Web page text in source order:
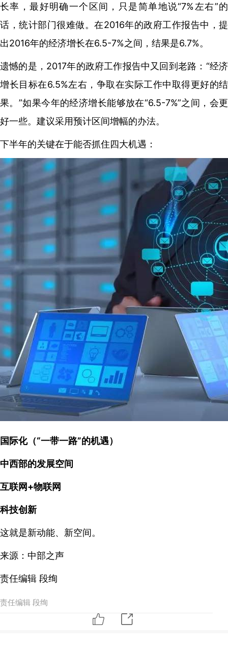
长率，最好明确一个区间，只是简单地说“7%左右”的
话，统计部门很难做。在2016年的政府工作报告中，提
出2016年的经济增长在6.5-7%之间，结果是6.7%。
遗憾的是，2017年的政府工作报告中又回到老路：“经济
增长目标在6.5%左右，争取在实际工作中取得更好的结
果。”如果今年的经济增长能够放在“6.5-7%”之间，会更
好一些。建议采用预计区间增幅的办法。
下半年的关键在于能否抓住四大机遇：
国际化（“一带一路”的机遇）
中西部的发展空间
互联网+物联网
科技创新
这就是新动能、新空间。
来源：中部之声
责任编辑 段绚
责任编辑 段绚